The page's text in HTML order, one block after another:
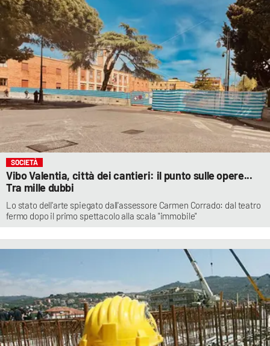
SOCIETÀ
Vibo Valentia, città dei cantieri: il punto sulle opere...
Tra mille dubbi
Lo stato dell'arte spiegato dall'assessore Carmen Corrado: dal teatro
fermo dopo il primo spettacolo alla scala "immobile"